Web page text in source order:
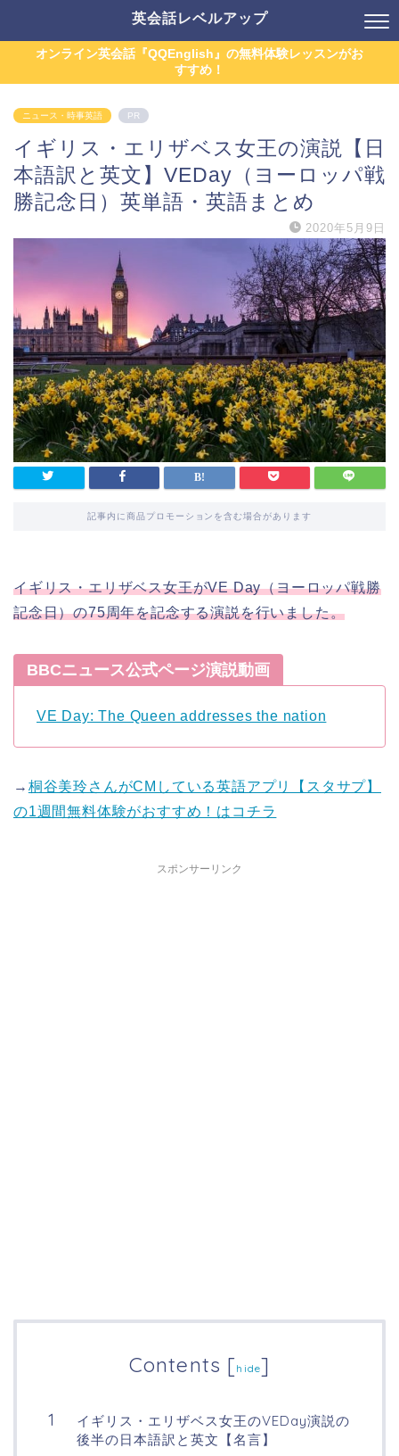
英会話レベルアップ
オンライン英会話『QQEnglish』の無料体験レッスンがお
すすめ！
ニュース・時事英語 PR
イギリス・エリザベス女王の演説【日
本語訳と英文】VEDay（ヨーロッパ戦
勝記念日）英単語・英語まとめ
2020年5月9日
記事内に商品プロモーションを含む場合があります
イギリス・エリザベス女王がVE Day（ヨーロッパ戦勝
記念日）の75周年を記念する演説を行いました。
BBCニュース公式ページ演説動画
VE Day: The Queen addresses the nation
→ 桐谷美玲さんがCMしている英語アプリ【スタサプ】
の1週間無料体験がおすすめ！はコチラ
スポンサーリンク
Contents [hide]
イギリス・エリザベス女王のVEDay演説の
後半の日本語訳と英文【名言】